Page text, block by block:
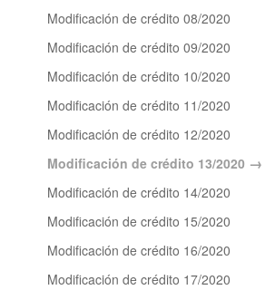
Modificación de crédito 08/2020
Modificación de crédito 09/2020
Modificación de crédito 10/2020
Modificación de crédito 11/2020
Modificación de crédito 12/2020
Modificación de crédito 13/2020
Modificación de crédito 14/2020
Modificación de crédito 15/2020
Modificación de crédito 16/2020
Modificación de crédito 17/2020